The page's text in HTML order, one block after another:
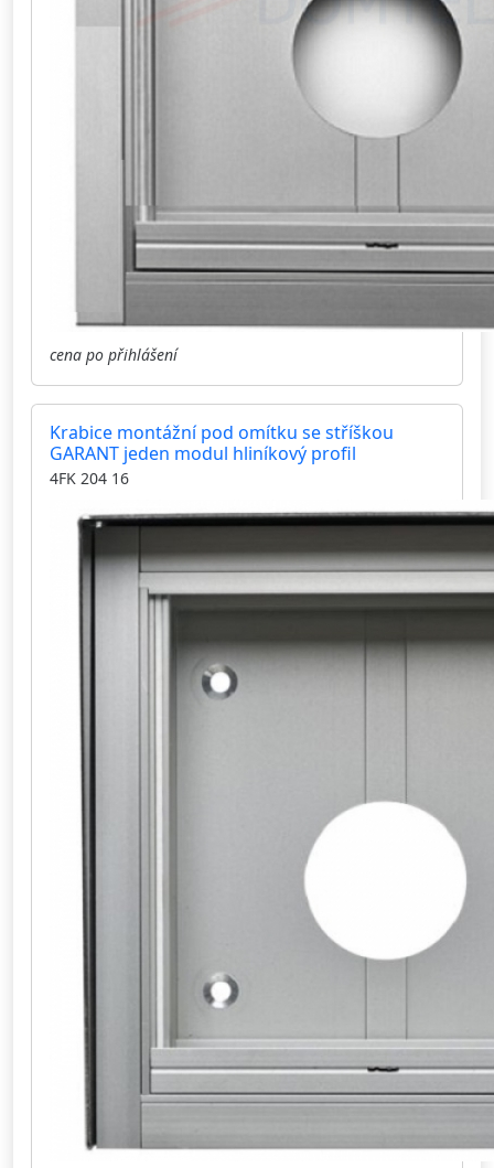
cena po přihlášení
Krabice montážní pod omítku se stříškou
GARANT jeden modul hliníkový profil
4FK 204 16